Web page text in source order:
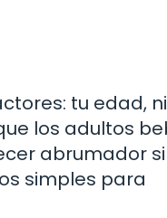
tu edad,
los adultos
abrumador
simples para